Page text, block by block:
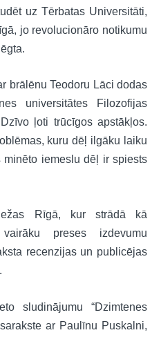
uz Tērbatas Universitāti,
jo revolucionāro notikumu
brālēnu Teodoru Lāci dodas
universitātes Filozofijas
ļoti trūcīgos apstākļos.
kuru dēļ ilgāku laiku
iemeslu dēļ ir spiests
Rīgā, kur strādā kā
preses izdevumu
recenzijas un publicējas
sludinājumu “Dzimtenes
ar Paulīnu Puskalni,